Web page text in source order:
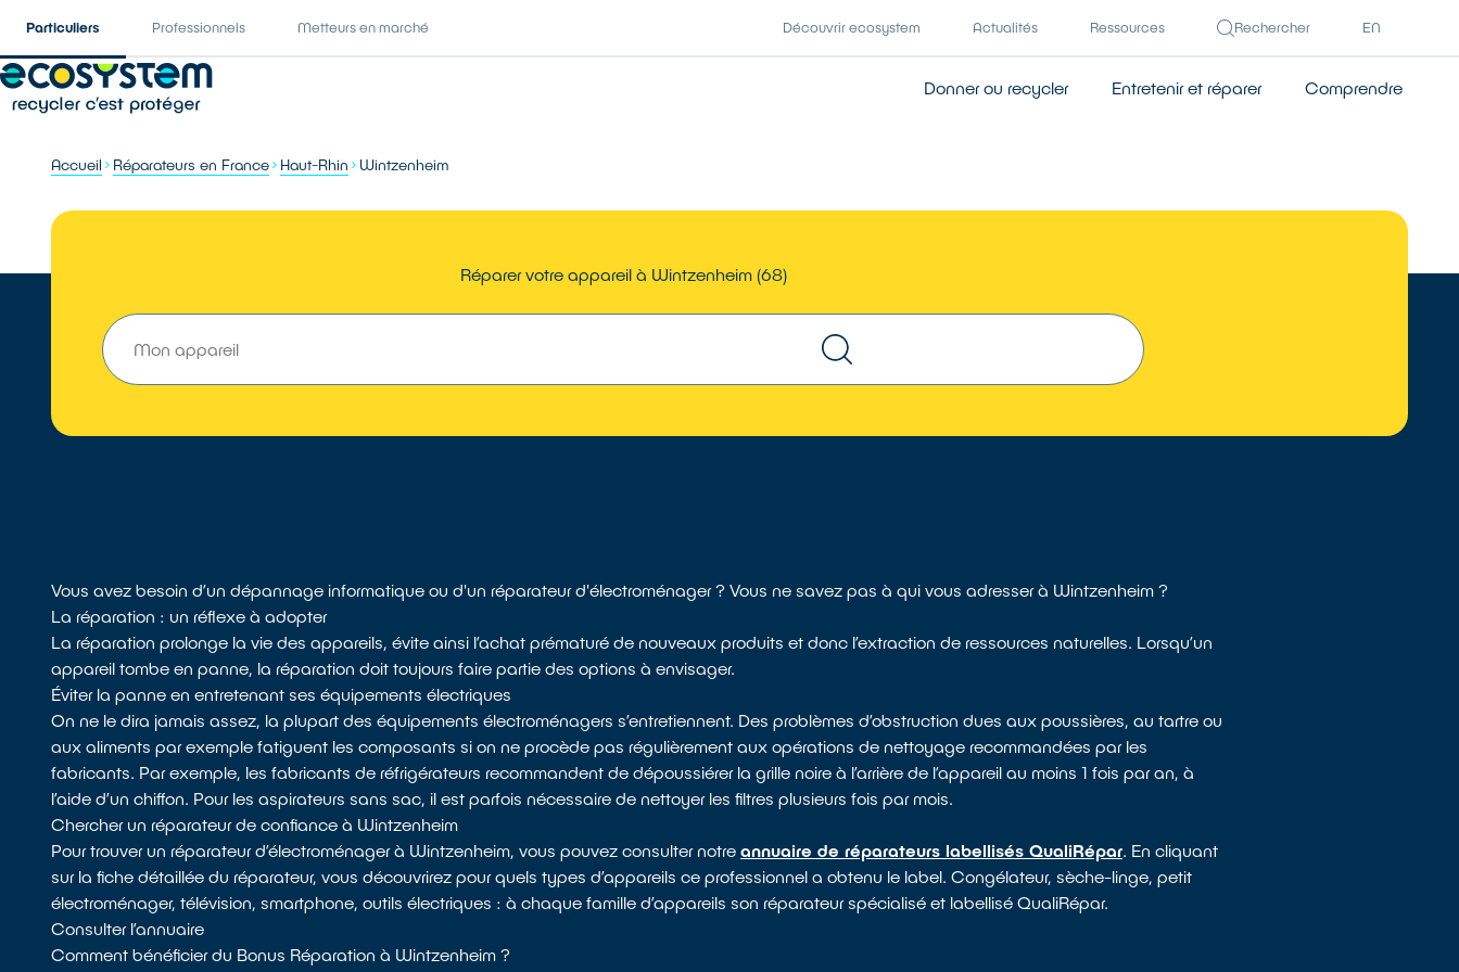
Particuliers Professionnels Metteurs en marché Découvrir ecosystem Actualités Ressources Rechercher EN
Donner ou recycler Entretenir et réparer Comprendre
Accueil Réparateurs en France Haut-Rhin Wintzenheim
Réparer votre appareil à Wintzenheim (68)
Vous avez besoin d’un dépannage informatique ou d'un réparateur d'électroménager ? Vous ne savez pas à qui vous adresser à Wintzenheim ?
La réparation : un réflexe à adopter
La réparation prolonge la vie des appareils, évite ainsi l’achat prématuré de nouveaux produits et donc l’extraction de ressources naturelles. Lorsqu’un
appareil tombe en panne, la réparation doit toujours faire partie des options à envisager.
Éviter la panne en entretenant ses équipements électriques
On ne le dira jamais assez, la plupart des équipements électroménagers s’entretiennent. Des problèmes d’obstruction dues aux poussières, au tartre ou
aux aliments par exemple fatiguent les composants si on ne procède pas régulièrement aux opérations de nettoyage recommandées par les
fabricants. Par exemple, les fabricants de réfrigérateurs recommandent de dépoussiérer la grille noire à l’arrière de l’appareil au moins 1 fois par an, à
l’aide d’un chiffon. Pour les aspirateurs sans sac, il est parfois nécessaire de nettoyer les filtres plusieurs fois par mois.
Chercher un réparateur de confiance à Wintzenheim
Pour trouver un réparateur d’électroménager à Wintzenheim, vous pouvez consulter notreannuaire de réparateurs labellisés QualiRépar. En cliquant
sur la fiche détaillée du réparateur, vous découvrirez pour quels types d’appareils ce professionnel a obtenu le label. Congélateur, sèche-linge, petit
électroménager, télévision, smartphone, outils électriques : à chaque famille d’appareils son réparateur spécialisé et labellisé QualiRépar.
Consulter l’annuaire
Comment bénéficier du Bonus Réparation à Wintzenheim ?